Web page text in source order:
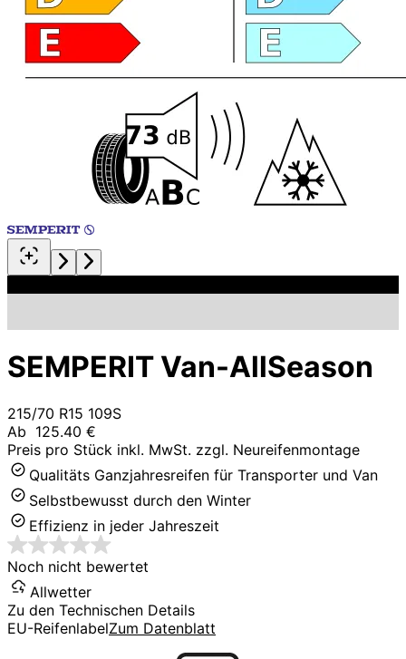
SEMPERIT Van-AllSeason
215/70 R15 109S
Ab 125.40 €
Preis pro Stück inkl. MwSt. zzgl. Neureifenmontage
Qualitäts Ganzjahresreifen für Transporter und Van
Selbstbewusst durch den Winter
Effizienz in jeder Jahreszeit
Noch nicht bewertet
Allwetter
Zu den Technischen Details
EU-ReifenlabelZum Datenblatt